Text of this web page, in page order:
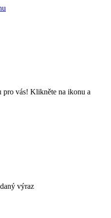
pro vás! Klikněte na ikonu a
výraz